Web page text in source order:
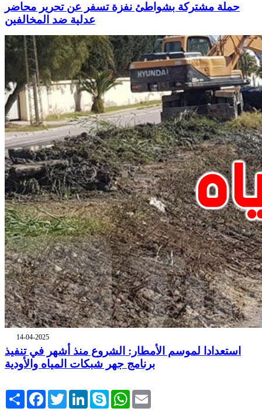
حملة مشتركة بشواطئ نفزة تسفر عن تحرير محاضر
عدلية ضد المخالفين
14-04-2025
استعدادا لموسم الأمطار: الشروع منذ أشهر في تنفيذ
برنامج جهر شبكات المياه والأودية
Share FacebookTwitterLinkedInSkype WhatsApp